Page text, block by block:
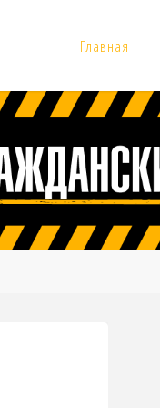
Главная